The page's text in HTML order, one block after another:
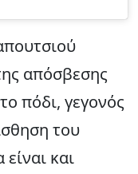
απόσβεσης
πόδι, γεγονός
του
και